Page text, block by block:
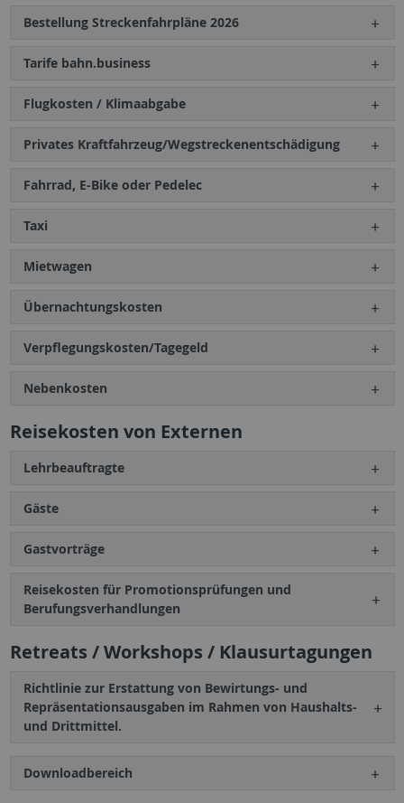
Bestellung Streckenfahrpläne 2026
Tarife bahn.business
Flugkosten / Klimaabgabe
Privates Kraftfahrzeug/Wegstreckenentschädigung
Fahrrad, E-Bike oder Pedelec
Taxi
Mietwagen
Übernachtungskosten
Verpflegungskosten/Tagegeld
Nebenkosten
Reisekosten von Externen
Lehrbeauftragte
Gäste
Gastvorträge
Reisekosten für Promotionsprüfungen und
Berufungsverhandlungen
Retreats / Workshops / Klausurtagungen
Richtlinie zur Erstattung von Bewirtungs- und
Repräsentationsausgaben im Rahmen von Haushalts-
und Drittmittel.
Downloadbereich